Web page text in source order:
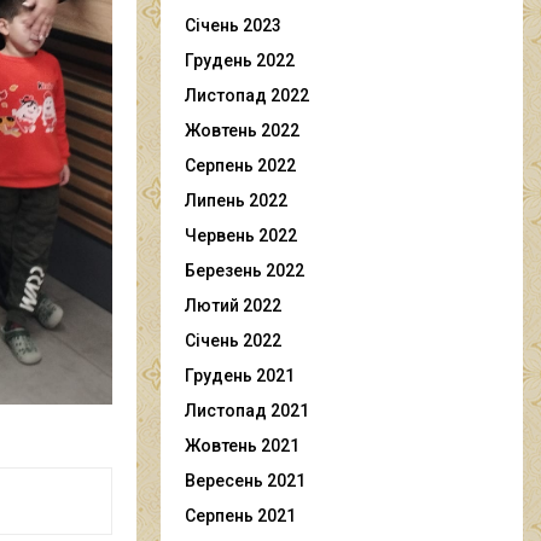
Січень 2023
Грудень 2022
Листопад 2022
Жовтень 2022
Серпень 2022
Липень 2022
Червень 2022
Березень 2022
Лютий 2022
Січень 2022
Грудень 2021
Листопад 2021
Жовтень 2021
Вересень 2021
Серпень 2021